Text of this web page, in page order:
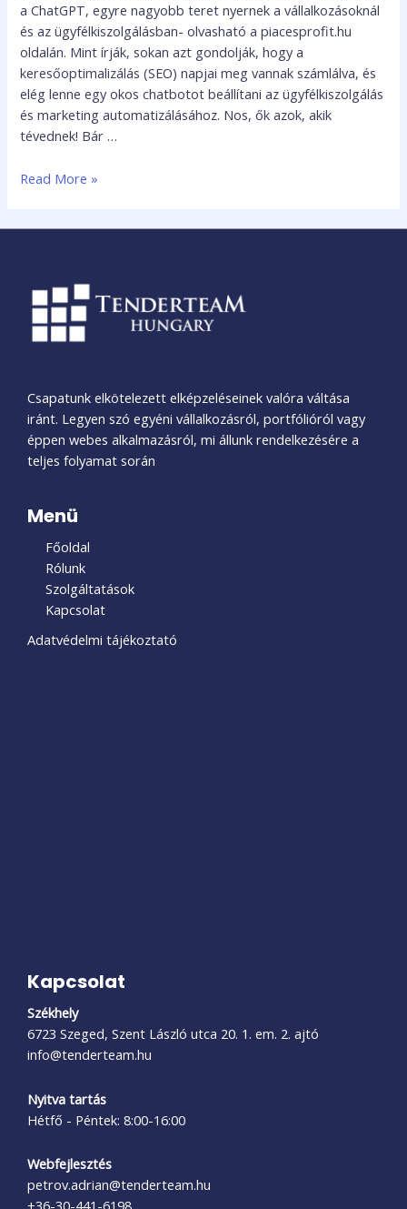
a ChatGPT, egyre nagyobb teret nyernek a vállalkozásoknál
és az ügyfélkiszolgálásban- olvasható a piacesprofit.hu
oldalán. Mint írják, sokan azt gondolják, hogy a
keresőoptimalizálás (SEO) napjai meg vannak számlálva, és
elég lenne egy okos chatbotot beállítani az ügyfélkiszolgálás
és marketing automatizálásához. Nos, ők azok, akik
tévednek! Bár …
Read More »
Csapatunk elkötelezett elképzeléseinek valóra váltása
iránt. Legyen szó egyéni vállalkozásról, portfólióról vagy
éppen webes alkalmazásról, mi állunk rendelkezésére a
teljes folyamat során
Menü
Főoldal
Rólunk
Szolgáltatások
Kapcsolat
Adatvédelmi tájékoztató
Kapcsolat
Székhely
6723 Szeged, Szent László utca 20. 1. em. 2. ajtó
info@tenderteam.hu
Nyitva tartás
Hétfő - Péntek: 8:00-16:00
Webfejlesztés
petrov.adrian@tenderteam.hu